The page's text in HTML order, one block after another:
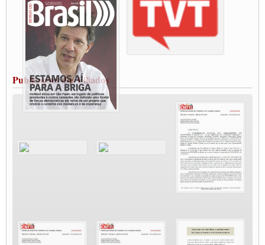
Paralisação dos Caminhoneiros na #BR285, entrocamento que liga o Mercosul ao
Rio Grande
Caminhoneiros bloqueiam duas faixas na Castello Branco e fazem protesto
Modal-Live #13 Aumento da Violência Contra Mulher e o Adoecimento da Classe
Trabalhadora em Tempos de Pandemia
MODAL-LIVE#12 POLÍTICAS PÚBLICAS DE TRANSPORTE PARA A
CLASSE TRABALHADORA E ELEIÇÕES NA PANDEMIA
MODAL-LIVE#11 POLÍTICAS PÚBLICAS DE TRANSPORTE
JUVENTUDE DO TRANSPORTE: POR QUE DEVEMOS NOS ORGANIZAR?
Fabio Primo testa positivo para Coronavírus, mas está bem de saúde
Modal-Live#9 Quais são os direitos dos trabalhador@s que contraem a Covid-19 na
Participe da Campanha Fora Bolsonaro
CNTTL e FECOOTAC apoiam Campanha de testes de COVID-19 para
MODAL-LIVE#8 - Lideranças sindicais da CNTTL, CGTB e dos caminhoneiros
O PAPEL DA ITF E FUTAC NAS LUTAS, EMPREGO, DIREITOS EM
ESCALA GLOBAL E DA DEFESA DA VIDA
Publicações dos Filiados